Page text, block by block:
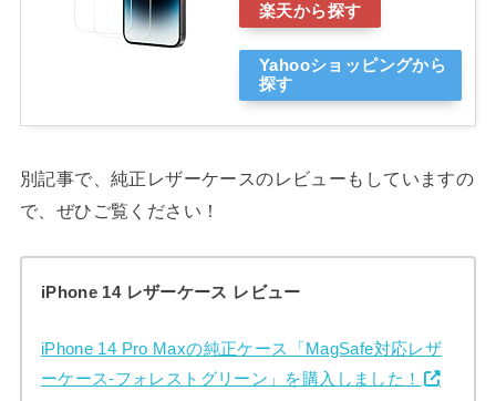
楽天から探す
Yahooショッピングから
探す
別記事で、純正レザーケースのレビューもしていますの
で、ぜひご覧ください！
iPhone 14 レザーケース レビュー
iPhone 14 Pro Maxの純正ケース「MagSafe対応レザ
ーケース-フォレストグリーン」を購入しました！